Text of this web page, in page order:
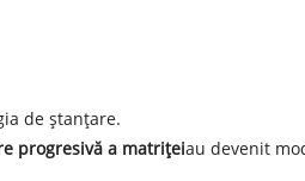
de ștanțare.
progresivă a matrițeiau devenit